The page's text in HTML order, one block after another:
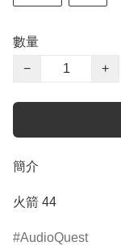
數量
−
+
簡介
火箭 44
AudioQuest